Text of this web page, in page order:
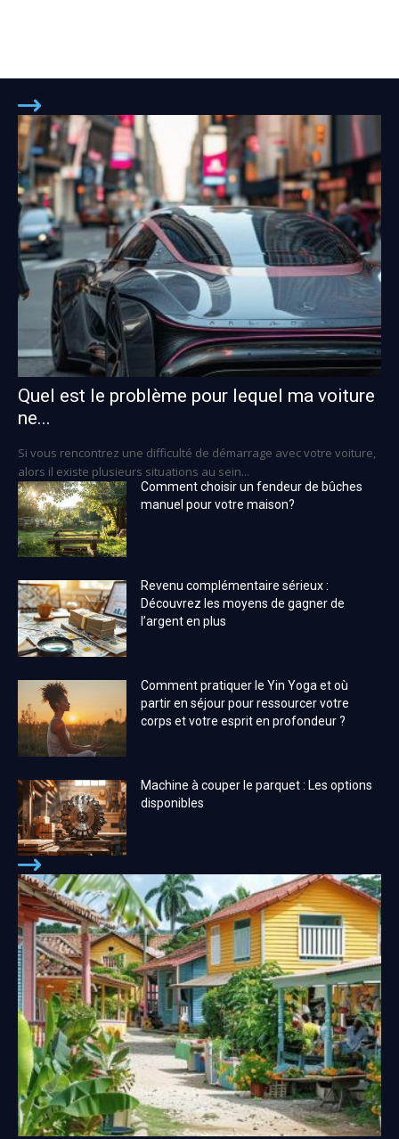
Quel est le problème pour lequel ma voiture
ne...
Si vous rencontrez une difficulté de démarrage avec votre voiture,
alors il existe plusieurs situations au sein...
Comment choisir un fendeur de bûches
manuel pour votre maison?
Revenu complémentaire sérieux :
Découvrez les moyens de gagner de
l’argent en plus
Comment pratiquer le Yin Yoga et où
partir en séjour pour ressourcer votre
corps et votre esprit en profondeur ?
Machine à couper le parquet : Les options
disponibles